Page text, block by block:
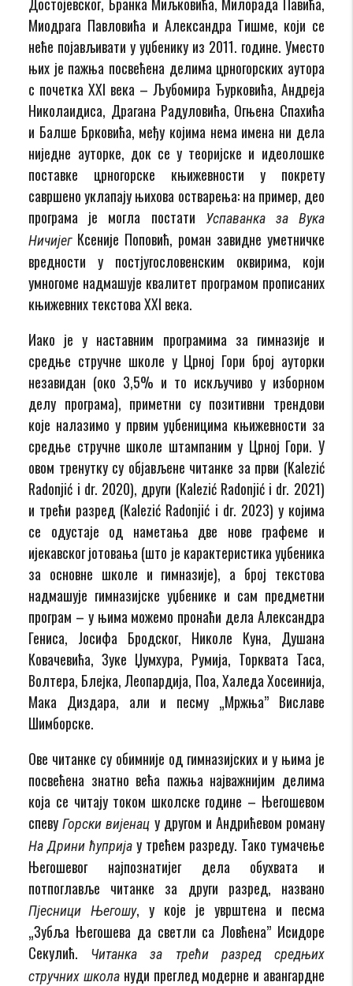
Миодрага Павловића и Александра Тишме, који се
неће појављивати у уџбенику из 2011. године. Уместо
њих је пажња посвећена делима црногорских аутора
с почетка ХХI века – Љубомира Ђурковића, Андреја
Николаидиса, Драгана Радуловића, Огњена Спахића
и Балше Брковића, међу којима нема имена ни дела
ниједне ауторке, док се у теоријске и идеолошке
поставке црногорске књижевности у покрету
савршено уклапају њихова остварења: на пример, део
програма је могла постати
Успаванка за Вука
НичијегКсеније Поповић, роман завидне уметничке
вредности у постјугословенским оквирима, који
умногоме надмашује квалитет програмом прописаних
књижевних текстова ХХI века.
Иако је у наставним програмима за гимназије и
средње стручне школе у Црној Гори број ауторки
незавидан (око 3,5% и то искључиво у изборном
делу програма), приметни су позитивни трендови
које налазимо у првим уџбеницима књижевности за
средње стручне школе штампаним у Црној Гори. У
овом тренутку су објављене читанке за први (Kalezić
Radonjić i dr. 2020), други (Kalezić Radonjić i dr. 2021)
и трећи разред (Kalezić Radonjić i dr. 2023) у којима
се одустаје од наметања две нове графеме и
ијекавског јотовања (што је карактеристика уџбеника
за основне школе и гимназије), а број текстова
надмашује гимназијске уџбенике и сам предметни
програм – у њима можемо пронаћи дела Александра
Гениса, Јосифа Бродског, Николе Куна, Душана
Ковачевића, Зуке Џумхура, Румија, Торквата Таса,
Волтера, Блејка, Леопардија, Поа, Халеда Хосеинија,
Мака Диздара, али и песму „Мржња” Виславе
Шимборске.
Ове читанке су обимније од гимназијских и у њима је
посвећена знатно већа пажња најважнијим делима
која се читају током школске године – Његошевом
спевуГорски вијенац у другом и Андрићевом роману
На Дрини ћуприја у трећем разреду. Тако тумачење
Његошевог најпознатијег дела обухвата и
потпоглавље читанке за други разред, названо
Пјесници Његошу, у које је уврштена и песма
„Зубља Његошева да светли са Ловћена” Исидоре
Секулић.
Читанка за трећи разред средњих
стручних школа нуди преглед модерне и авангардне